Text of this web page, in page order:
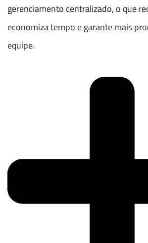
gerenciamento centralizado, o que
economiza tempo e garante mais
equipe.